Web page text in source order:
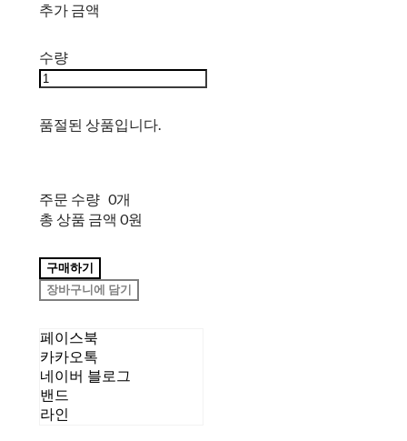
추가 금액
수량
품절된 상품입니다.
주문 수량 0개
총 상품 금액 0원
구매하기
장바구니에 담기
페이스북
카카오톡
네이버 블로그
밴드
라인